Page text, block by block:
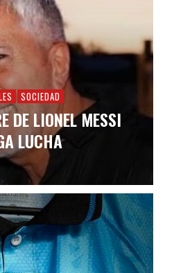
SOCIEDAD
DE LIONEL MESSI
LUCHA